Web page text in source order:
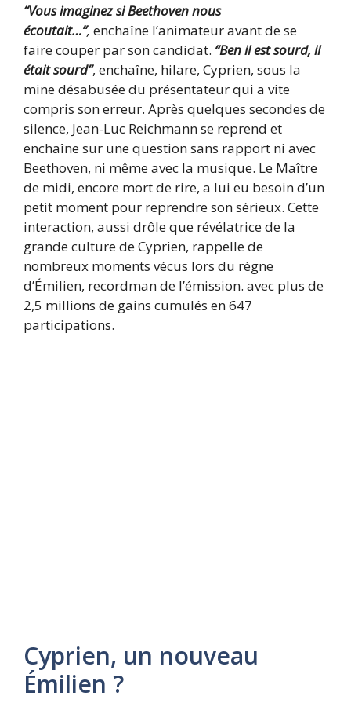
“Vous imaginez si Beethoven nous
écoutait…”, enchaîne l’animateur avant de se
faire couper par son candidat. “Ben il est sourd, il
était sourd”, enchaîne, hilare, Cyprien, sous la
mine désabusée du présentateur qui a vite
compris son erreur. Après quelques secondes de
silence, Jean-Luc Reichmann se reprend et
enchaîne sur une question sans rapport ni avec
Beethoven, ni même avec la musique. Le Maître
de midi, encore mort de rire, a lui eu besoin d’un
petit moment pour reprendre son sérieux. Cette
interaction, aussi drôle que révélatrice de la
grande culture de Cyprien, rappelle de
nombreux moments vécus lors du règne
d’Émilien, recordman de l’émission. avec plus de
2,5 millions de gains cumulés en 647
participations.
Cyprien, un nouveau
Émilien ?